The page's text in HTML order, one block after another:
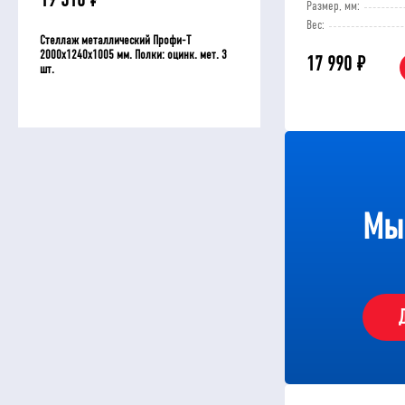
Стеллаж металлический Профи-Т
2000x1240x1005 мм. Полки: оцинк. мет. 3
шт.
Размер, мм:
Вес:
17 990 ₽